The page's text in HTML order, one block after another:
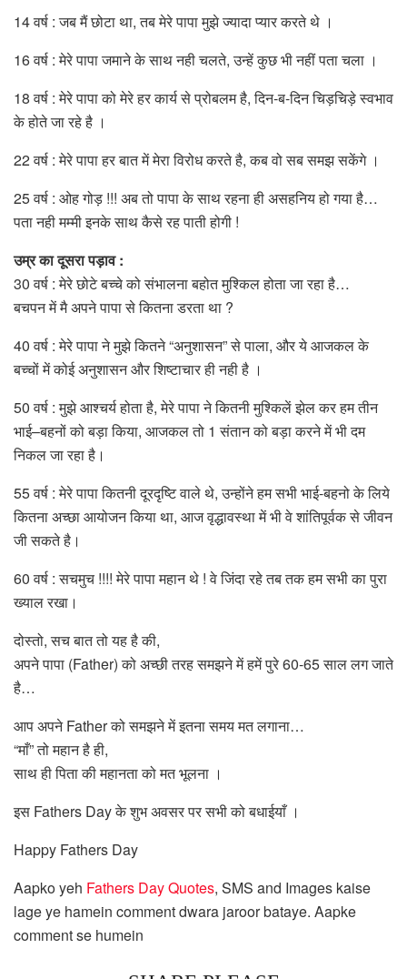
14 वर्ष : जब मैं छोटा था, तब मेरे पापा मुझे ज्यादा प्यार करते थे ।
16 वर्ष : मेरे पापा जमाने के साथ नही चलते, उन्हें कुछ भी नहीं पता चला ।
18 वर्ष : मेरे पापा को मेरे हर कार्य से प्रोबलम है, दिन-ब-दिन चिड़चिड़े स्वभाव
के होते जा रहे है ।
22 वर्ष : मेरे पापा हर बात में मेरा विरोध करते है, कब वो सब समझ सकेंगे ।
25 वर्ष : ओह गोड़ !!! अब तो पापा के साथ रहना ही असहनिय हो गया है…
पता नही मम्मी इनके साथ कैसे रह पाती होगी !
उम्र का दूसरा पड़ाव:
30 वर्ष : मेरे छोटे बच्चे को संभालना बहोत मुश्किल होता जा रहा है…
बचपन में मै अपने पापा से कितना डरता था ?
40 वर्ष : मेरे पापा ने मुझे कितने “अनुशासन” से पाला, और ये आजकल के
बच्चों में कोई अनुशासन और शिष्टाचार ही नही है ।
50 वर्ष : मुझे आश्चर्य होता है, मेरे पापा ने कितनी मुश्किलें झेल कर हम तीन
भाई–बहनों को बड़ा किया, आजकल तो 1 संतान को बड़ा करने में भी दम
निकल जा रहा है।
55 वर्ष : मेरे पापा कितनी दूरदृष्टि वाले थे, उन्होंने हम सभी भाई-बहनो के लिये
कितना अच्छा आयोजन किया था, आज वृद्धावस्था में भी वे शांतिपूर्वक से जीवन
जी सकते है।
60 वर्ष : सचमुच !!!! मेरे पापा महान थे ! वे जिंदा रहे तब तक हम सभी का पुरा
ख्याल रखा।
दोस्तो, सच बात तो यह है की,
अपने पापा (Father) को अच्छी तरह समझने में हमें पुरे 60-65 साल लग जाते
है…
आप अपने Father को समझने में इतना समय मत लगाना…
“माँ” तो महान है ही,
साथ ही पिता की महानता को मत भूलना ।
इस Fathers Day के शुभ अवसर पर सभी को बधाईयाँ ।
Happy Fathers Day
Aapko yeh Fathers Day Quotes, SMS and Images kaise
lage ye hamein comment dwara jaroor bataye. Aapke
comment se humein